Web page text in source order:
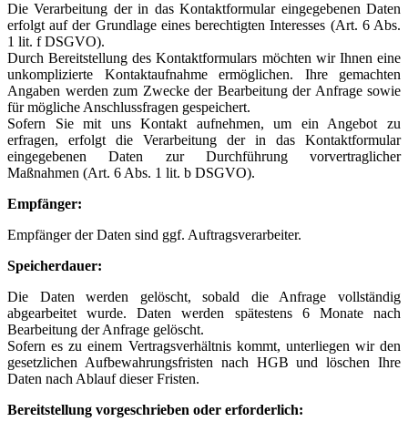
Die Verarbeitung der in das Kontaktformular eingegebenen Daten
erfolgt auf der Grundlage eines berechtigten Interesses (Art. 6 Abs.
1 lit. f DSGVO).
Durch Bereitstellung des Kontaktformulars möchten wir Ihnen eine
unkomplizierte Kontaktaufnahme ermöglichen. Ihre gemachten
Angaben werden zum Zwecke der Bearbeitung der Anfrage sowie
für mögliche Anschlussfragen gespeichert.
Sofern Sie mit uns Kontakt aufnehmen, um ein Angebot zu
erfragen, erfolgt die Verarbeitung der in das Kontaktformular
eingegebenen Daten zur Durchführung vorvertraglicher
Maßnahmen (Art. 6 Abs. 1 lit. b DSGVO).
Empfänger:
Empfänger der Daten sind ggf. Auftragsverarbeiter.
Speicherdauer:
Die Daten werden gelöscht, sobald die Anfrage vollständig
abgearbeitet wurde. Daten werden spätestens 6 Monate nach
Bearbeitung der Anfrage gelöscht.
Sofern es zu einem Vertragsverhältnis kommt, unterliegen wir den
gesetzlichen Aufbewahrungsfristen nach HGB und löschen Ihre
Daten nach Ablauf dieser Fristen.
Bereitstellung vorgeschrieben oder erforderlich: